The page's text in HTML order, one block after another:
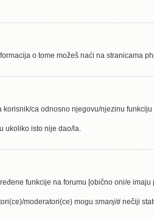
o tome možeš naći na stranicama
ca odnosno njegovu/njezinu funkciju
ukoliko isto nije dao/la.
funkcije na forumu [obično oni/e imaju
moderatori(ce) mogu smanjiti nečiji